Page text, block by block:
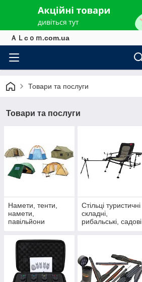
ＡＬcｏｍ.com.ua
Товари та послуги
Товари та послуги
Намети, тенти,
намети,
павільйони
Стільці туристичні
складні,
рибальські, садові